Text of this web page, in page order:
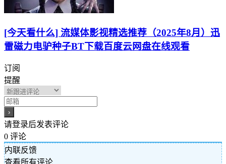
[今天看什么] 流媒体影视精选推荐（2025年8月）迅
雷磁力电驴种子BT下载百度云网盘在线观看
订阅
提醒
请登录后发表评论
0 评论
内联反馈